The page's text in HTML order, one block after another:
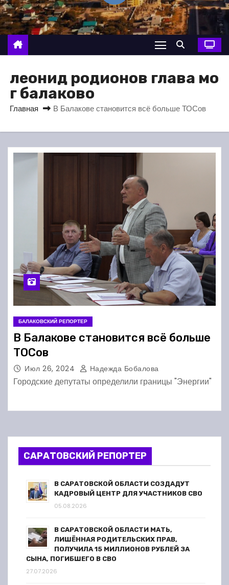
о
м
у
леонид родионов глава мо
г балаково
Главная В Балакове становится всё больше ТОСов
БАЛАКОВСКИЙ РЕПОРТЕР
В Балакове становится всё больше
ТОСов
Июл 26, 2024 Надежда Бобалова
Городские депутаты определили границы "Энергии"
САРАТОВСКИЙ РЕПОРТЕР
В САРАТОВСКОЙ ОБЛАСТИ СОЗДАДУТ
КАДРОВЫЙ ЦЕНТР ДЛЯ УЧАСТНИКОВ СВО
05.08.2026
В САРАТОВСКОЙ ОБЛАСТИ МАТЬ,
ЛИШЁННАЯ РОДИТЕЛЬСКИХ ПРАВ,
ПОЛУЧИЛА 15 МИЛЛИОНОВ РУБЛЕЙ ЗА
СЫНА, ПОГИБШЕГО В СВО
27.07.2026